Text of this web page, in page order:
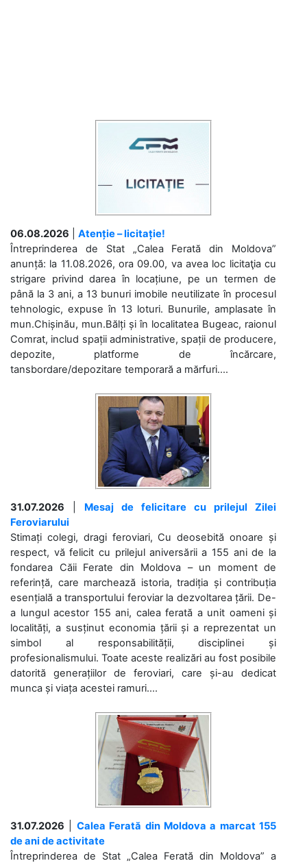
06.08.2026
Atenție – licitație!
Întreprinderea de Stat „Calea Ferată din Moldova”
anunță: la 11.08.2026, ora 09.00, va avea loc licitaţia cu
strigare privind darea în locațiune, pe un termen de
până la 3 ani, a 13 bunuri imobile neutilizate în procesul
tehnologic, expuse în 13 loturi. Bunurile, amplasate în
mun.Chișinău, mun.Bălți și în localitatea Bugeac, raionul
Comrat, includ spații administrative, spații de producere,
depozite, platforme de încărcare,
tansbordare/depozitare temporară a mărfuri....
31.07.2026
Mesaj de felicitare cu prilejul Zilei
Feroviarului
Stimați colegi, dragi feroviari, Cu deosebită onoare și
respect, vă felicit cu prilejul aniversării a 155 ani de la
fondarea Căii Ferate din Moldova – un moment de
referință, care marchează istoria, tradiția și contribuția
esențială a transportului feroviar la dezvoltarea țării. De-
a lungul acestor 155 ani, calea ferată a unit oameni și
localități, a susținut economia țării și a reprezentat un
simbol al responsabilității, disciplinei și
profesionalismului. Toate aceste realizări au fost posibile
datorită generațiilor de feroviari, care și-au dedicat
munca și viața acestei ramuri....
31.07.2026
Calea Ferată din Moldova a marcat 155
de ani de activitate
Întreprinderea de Stat „Calea Ferată din Moldova” a